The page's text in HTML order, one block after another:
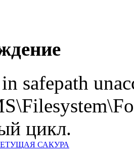
safepath
цикл.
САКУРА